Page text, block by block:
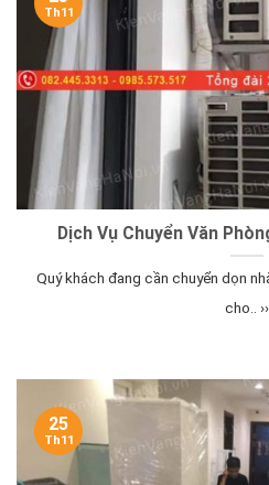
Dịch Vụ Chuyển Văn
Quý khách đang cần chuyển dọn
cho.. ››
Th11
25
Th11